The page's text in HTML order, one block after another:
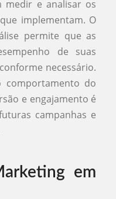
medir e analisar os
implementam. O
permite que as
de suas
necessário.
do
e engajamento é
campanhas e
em